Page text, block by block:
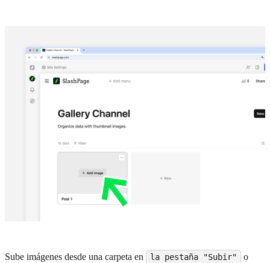
Sube imágenes desde una carpeta en la pestaña "Subir"
o